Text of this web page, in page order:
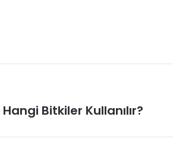
Bitkiler Kullanılır?